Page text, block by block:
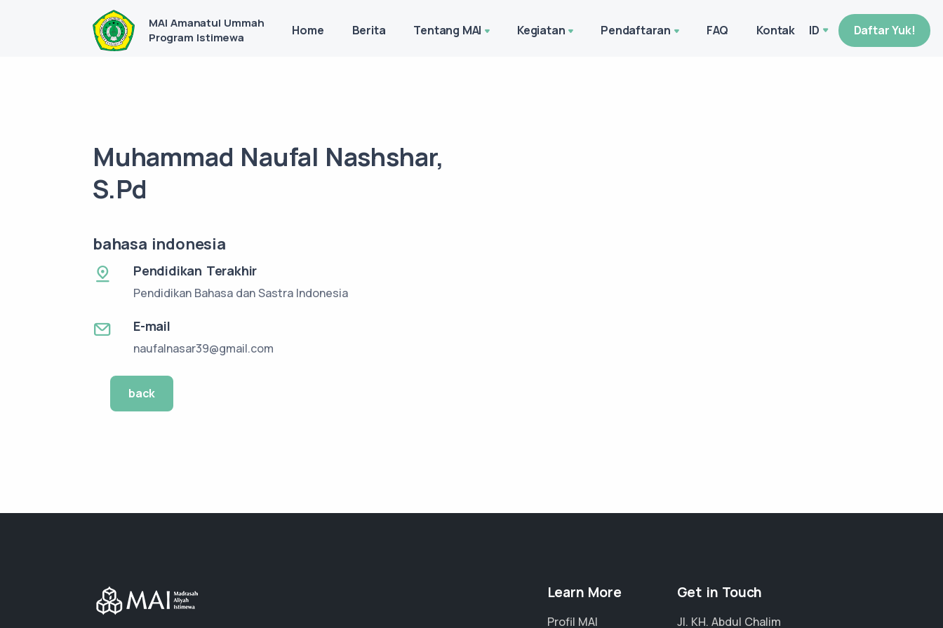
MAI Amanatul Ummah
Program Istimewa
Home Berita Tentang MAI Kegiatan Pendaftaran FAQ Kontak ID Daftar Yuk!
Muhammad Naufal Nashshar,
S.Pd
bahasa indonesia
Pendidikan Terakhir
Pendidikan Bahasa dan Sastra Indonesia
E-mail
naufalnasar39@gmail.com
back
Learn More
Profil MAI
Get in Touch
Jl. KH. Abdul Chalim